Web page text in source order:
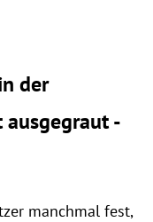
der
-
manchmal fest,